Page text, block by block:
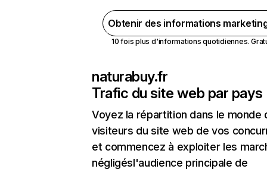
Obtenir des informations
10 fois plus d'informations quotidiennes.
naturabuy.fr
Trafic du site web par pays
Voyez la répartition dans le monde
visiteurs du site web de vos
et commencez à exploiter les
négligésl'audience principale de